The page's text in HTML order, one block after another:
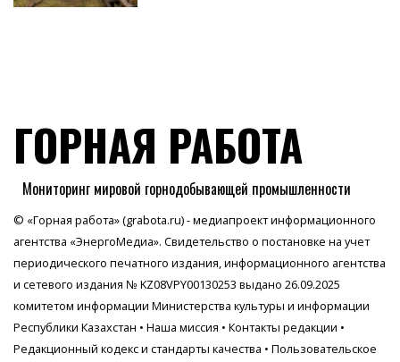
ГОРНАЯ РАБОТА
Мониторинг мировой горнодобывающей промышленности
© «Горная работа» (grabota.ru) - медиапроект информационного
агентства «ЭнергоМедиа». Свидетельство о постановке на учет
периодического печатного издания, информационного агентства
и сетевого издания № KZ08VPY00130253 выдано 26.09.2025
комитетом информации Министерства культуры и информации
Республики Казахстан • Наша миссия • Контакты редакции •
Редакционный кодекс и стандарты качества • Пользовательское